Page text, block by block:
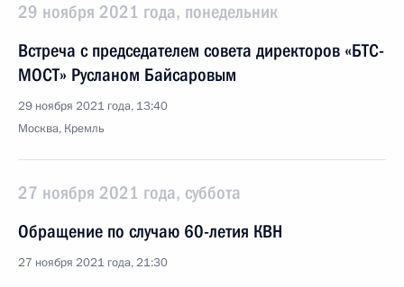
29 ноября 2021 года, понедельник
Встреча с председателем совета директоров «БТС-
МОСТ» Русланом Байсаровым
29 ноября 2021 года, 13:40
Москва, Кремль
27 ноября 2021 года, суббота
Обращение по случаю 60-летия КВН
27 ноября 2021 года, 21:30